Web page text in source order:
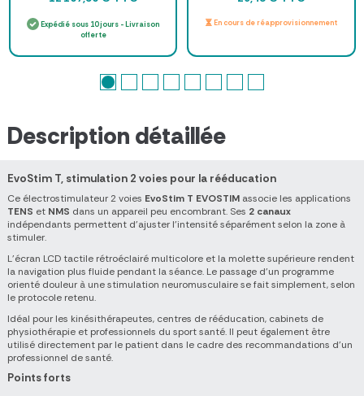
Expédié sous 10 jours - Livraison
offerte
En cours de réapprovisionnement
Description détaillée
EvoStim T, stimulation 2 voies pour la rééducation
Ce électrostimulateur 2 voies EvoStim T EVOSTIM associe les applications
TENS et NMS dans un appareil peu encombrant. Ses 2 canaux
indépendants permettent d’ajuster l’intensité séparément selon la zone à
stimuler.
L’écran LCD tactile rétroéclairé multicolore et la molette supérieure rendent
la navigation plus fluide pendant la séance. Le passage d’un programme
orienté douleur à une stimulation neuromusculaire se fait simplement, selon
le protocole retenu.
Idéal pour les kinésithérapeutes, centres de rééducation, cabinets de
physiothérapie et professionnels du sport santé. Il peut également être
utilisé directement par le patient dans le cadre des recommandations d’un
professionnel de santé.
Points forts